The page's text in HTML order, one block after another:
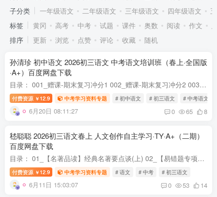
子分类
一年级语文 二年级语文 三年级语文 四年级语文
标签
黄冈 高考 中考 试题 课件 奥数 阅读 作文
排序
更新 浏览 点赞 评论 收藏 随机
孙清珍 初中语文 2026初三语文 中考语文培训班（春上·全国版
·A+）百度网盘下载
目录： 001_赠课-期末复习冲分1 002_赠课-期末复习冲分2 003_初三语文春季导学课(全国版·A+) 004_二轮攻坚-必读名著《儒林外史》突破(上) 005_二轮攻坚-必读名著《儒林外史》突破(下) 006_二轮...
付费资源 ￥ 12.9 中考学习资料专题 # 初中语文 # 初三语文 # 中考语文
6月20日 08:11:27 0 65 8
嵇聪聪 2026初三语文春上 人文创作自主学习·TY·A+（二期）
百度网盘下载
目录： 01_【名著品读】经典名著要点谈(上) 02_【易错题专项】春A+班TY-1 03_【文学鉴赏】散文深潭智慧潜(上) 04_【易错题专项】春A+班TY-2 05_【古文感知】实词翻译见真章 06_【易错题专项】春...
付费资源 ￥ 12.9 中考学习资料专题 # 语文 # 中考 # 初三语文
6月11日 15:03:07 0 53 14